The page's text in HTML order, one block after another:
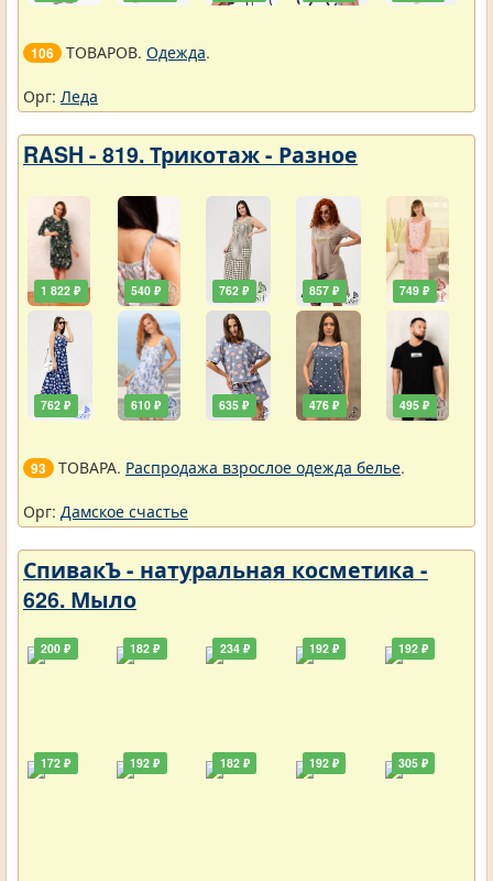
106 ТОВАРОВ. Одежда.
Орг: Леда
RASH - 819. Трикотаж - Разное
1 822 ₽
762 ₽
540 ₽
610 ₽
762 ₽
635 ₽
857 ₽
476 ₽
749 ₽
495 ₽
93 ТОВАРА. Распродажа взрослое одежда белье.
Орг: Дамское счастье
СпивакЪ - натуральная косметика -
626. Мыло
200 ₽
172 ₽
182 ₽
192 ₽
234 ₽
182 ₽
192 ₽
192 ₽
192 ₽
305 ₽